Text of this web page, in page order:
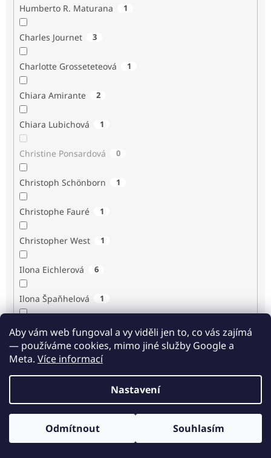
Aby vám web fungoval a vy viděli jen to, co vás zajímá
— používáme cookies, mimo jiné služby Google a
Meta. Více informací
Nastavení
Odmítnout Souhlasím
Humberto R. Maturana 1
Charles Journet 3
Charlotte Grosseteteová 1
Chiara Amirante 2
Chiara Lubichová 1
Christine Ponsardová 0
Christoph Schönborn 1
Christophe Fauré 1
Christopher West 1
Ilona Eichlerová 6
Ilona Špaňhelová 1
Ilse Sand
Immaculée Ilibagiza
Ingrid Biermann 1
Irvin D. Yalom 3 Odběr novinek